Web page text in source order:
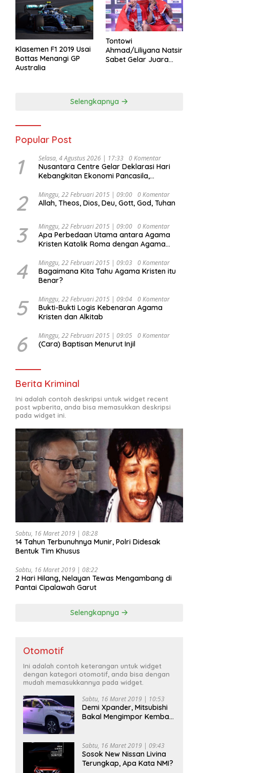
Klasemen F1 2019 Usai
Bottas Menangi GP
Australia
Tontowi
Ahmad/Liliyana Natsir
Sabet Gelar Juara
Selengkapnya
Popular Post
1 Selasa, 4 Agustus 2026 | 17:33 0 Komentar
Nusantara Centre Gelar Deklarasi Hari
Kebangkitan Ekonomi Pancasila,
Djojohadikusumo Anti Penjajahan
(Pergolakan Ekonomi Politik Indonesia) &
Undang Perekonomian Nasional dan
Kesejahteraan Sosial dalam Menata
Bangsa Menuju Indonesia Emas 2045”,
2 Minggu, 22 Februari 2015 | 09:00 0 Komentar
Allah, Theos, Dios, Deu, Gott, God, Tuhan
3 Minggu, 22 Februari 2015 | 09:00 0 Komentar
Apa Perbedaan Utama antara Agama
Kristen Katolik Roma dengan Agama
4 Minggu, 22 Februari 2015 | 09:03 0 Komentar
Bagaimana Kita Tahu Agama Kristen itu
Benar?
5 Minggu, 22 Februari 2015 | 09:04 0 Komentar
Bukti-Bukti Logis Kebenaran Agama
Kristen dan Alkitab
6 Minggu, 22 Februari 2015 | 09:05 0 Komentar
(Cara) Baptisan Menurut Injil
Berita Kriminal
Ini adalah contoh deskripsi untuk widget recent
post wpberita, anda bisa memasukkan deskripsi
pada widget ini.
Sabtu, 16 Maret 2019 | 08:28
14 Tahun Terbunuhnya Munir, Polri Didesak
Bentuk Tim Khusus
Sabtu, 16 Maret 2019 | 08:22
2 Hari Hilang, Nelayan Tewas Mengambang di
Pantai Cipalawah Garut
Selengkapnya
Otomotif
Ini adalah contoh keterangan untuk widget
dengan kategori otomotif, anda bisa dengan
mudah memasukkannya pada widget.
Sabtu, 16 Maret 2019 | 10:53
Demi Xpander, Mitsubishi
Bakal Mengimpor Kembali
Sabtu, 16 Maret 2019 | 09:43
Sosok New Nissan Livina
Terungkap, Apa Kata NMI?